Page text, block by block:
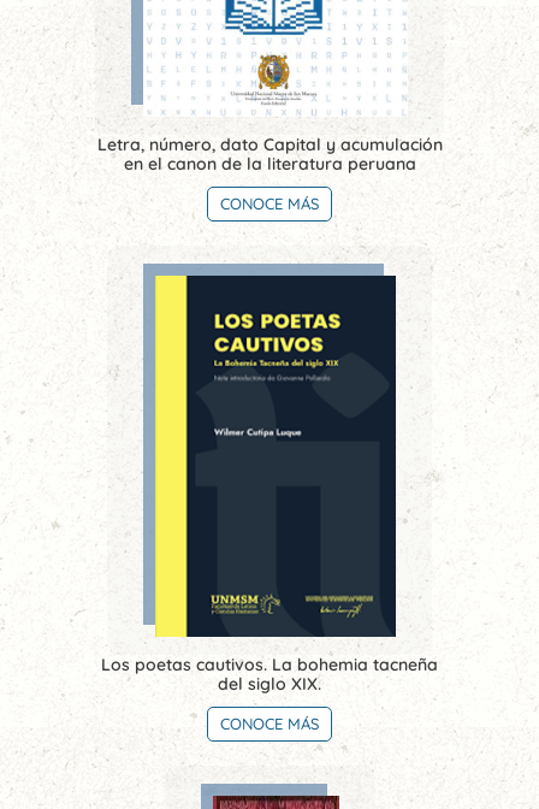
Letra, número, dato Capital y acumulación
en el canon de la literatura peruana
CONOCE MÁS
Los poetas cautivos. La bohemia tacneña
del siglo XIX.
CONOCE MÁS